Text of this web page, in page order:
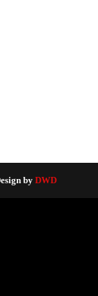
by DWD